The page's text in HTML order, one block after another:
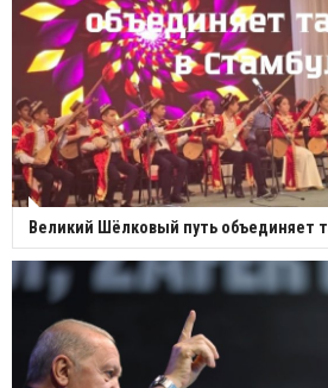
Великий Шёлковый путь объединяет